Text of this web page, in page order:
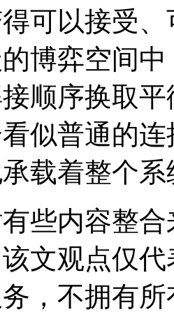
可以接受
博弈空间
接顺序换取
似普通的
载着整个
些内容整
文观点仅
，不拥有